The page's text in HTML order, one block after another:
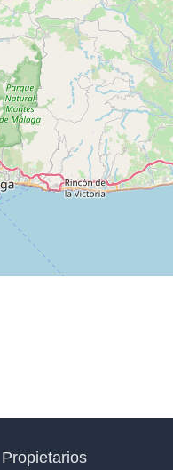
Propietarios